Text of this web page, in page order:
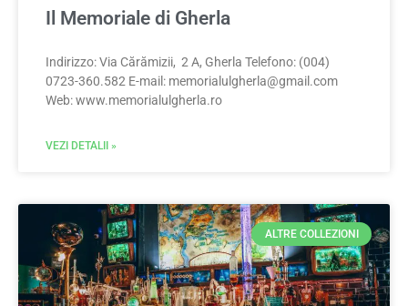
Il Memoriale di Gherla
Indirizzo: Via Cărămizii, 2 A, Gherla Telefono: (004)
0723-360.582 E-mail: memorialulgherla@gmail.com
Web: www.memorialulgherla.ro
VEZI DETALII »
ALTRE COLLEZIONI